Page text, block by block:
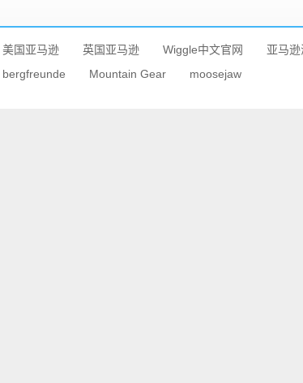
美国亚马逊 英国亚马逊 Wiggle中文官网 亚马
bergfreunde Mountain Gear moosejaw